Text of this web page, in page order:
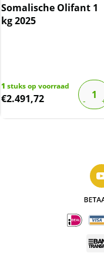
Somalische Olifant 1
kg 2025
1 stuks op voorraad
€2.491,72